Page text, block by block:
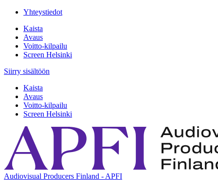
Yhteystiedot
Kaista
Avaus
Voitto-kilpailu
Screen Helsinki
Siirry sisältöön
Kaista
Avaus
Voitto-kilpailu
Screen Helsinki
Audiovisual Producers Finland - APFI